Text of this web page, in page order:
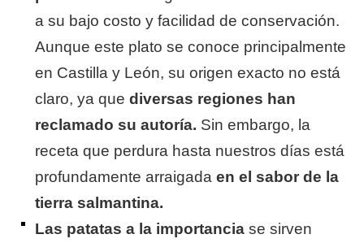
a su bajo costo y facilidad de conservación.
Aunque este plato se conoce principalmente
en Castilla y León, su origen exacto no está
claro, ya que diversas regiones han
reclamado su autoría. Sin embargo, la
receta que perdura hasta nuestros días está
profundamente arraigada en el sabor de la
tierra salmantina.
Las patatas a la importancia se sirven